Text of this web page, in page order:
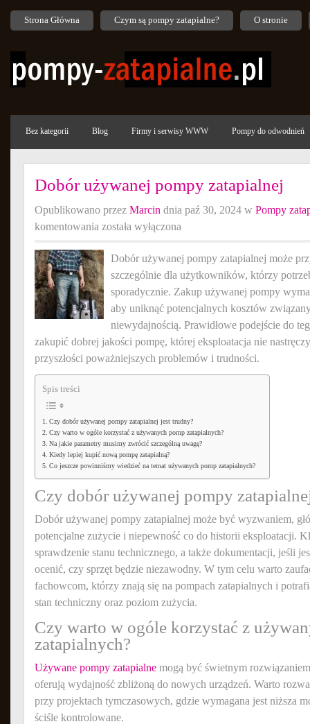
Strona Główna Czym są pompy zatapialne? O stronie
Bez kategorii Blog Firmy i serwisy WWW Pompy do odwodnień
Dobór używanej pompy zatapialnej
Opublikowano przez Marcin dnia paź 30, 2024 w Pompy
komentowania Dobór
pompy
zatapialnej
została wyłączona
Dobór używanej pompy zatapialnej może
szczególnie dla użytkowników, którzy
sporadycznie. Zakup używanej pompy
aby uniknąć potencjalnych kosztów
niewydajnością. Prawidłowe podejście do
zakupić dobrej jakości pompę, której eksploatacja nie
przyszłości poważniejszych problemów i trudności.
Spis treści
Czy dobór używanej pompy zatapialnej jest trudny?
Czy warto w ogóle korzystać z używanych pomp zatapialnych?
Na jakie parametry musimy zwrócić szczególną uwagę?
Kiedy lepiej kupić nową pompę zatapialną?
Co jeszcze powinniśmy wiedzieć na temat używanych pomp zatapialnych?
Czy dobór używanej pompy
Dobór używanej pompy zatapialnej może być wyzwaniem,
potencjalne zużycie i niepewność co do historii eksploatacji.
sprawdzenie stanu technicznego, a także dokumentacji, jeśli
ocenić, czy sprzęt będzie niezawodny. W tym celu warto
fachowcom, którzy znają się na pompach zatapialnych i
stan techniczny oraz poziom zużycia.
Czy warto w ogóle korzystać z
zatapialnych?
Używane pompy zatapialne mogą być świetnym
oferują wydajność zbliżoną do nowych urządzeń. Warto
przy projektach tymczasowych, gdzie wymagana jest niższa
ściśle kontrolowane.